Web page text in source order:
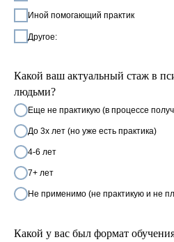
Иной помогающий практик
Другое:
Какой ваш актуальный стаж в
людьми?
Еще не практикую (в процессе
До 3х лет (но уже есть практика)
4-6 лет
7+ лет
Не применимо (не практикую и не
Какой у вас был формат